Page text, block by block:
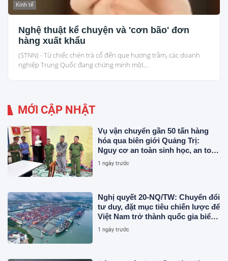
Kinh tế
Nghệ thuật kể chuyện và 'cơn bão' đơn
hàng xuất khẩu
(STNN) - Từ chiếc chén trà cổ đến que hương trầm, các doanh
nghiệp Trung Quốc đang chứng minh một...
MỚI CẬP NHẬT
Vụ vận chuyển gần 50 tấn hàng
hóa qua biên giới Quảng Trị:
Nguy cơ an toàn sinh học, an toàn
thực phẩm từ sản phẩm động vật
1 ngày trước
Nghị quyết 20-NQ/TW: Chuyển đổi
tư duy, đặt mục tiêu chiến lược để
Việt Nam trở thành quốc gia biển
mạnh
1 ngày trước